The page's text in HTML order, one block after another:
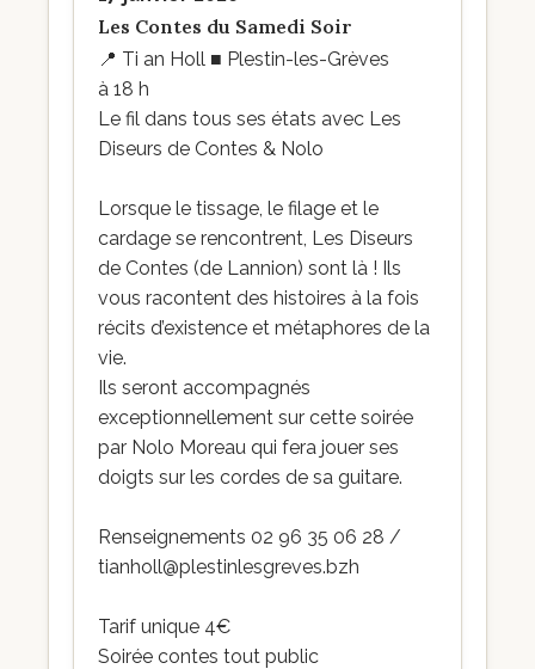
Les Contes du Samedi Soir
📍 Ti an Holl ■ Plestin-les-Grèves
à 18 h
Le fil dans tous ses états avec Les
Diseurs de Contes & Nolo
Lorsque le tissage, le filage et le
cardage se rencontrent, Les Diseurs
de Contes (de Lannion) sont là ! Ils
vous racontent des histoires à la fois
récits d’existence et métaphores de la
vie.
Ils seront accompagnés
exceptionnellement sur cette soirée
par Nolo Moreau qui fera jouer ses
doigts sur les cordes de sa guitare.
Renseignements 02 96 35 06 28 /
tianholl@plestinlesgreves.bzh
Tarif unique 4€
Soirée contes tout public